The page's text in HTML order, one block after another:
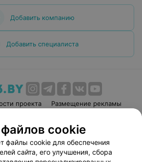
Добавить компанию
Добавить специалиста
проекта
Размещение рекламы
соглашение
Способы оплаты
Партнеры
руководителю 103.by
cookie
файлы cookie для обеспечения
сайта, его улучшения, сбора